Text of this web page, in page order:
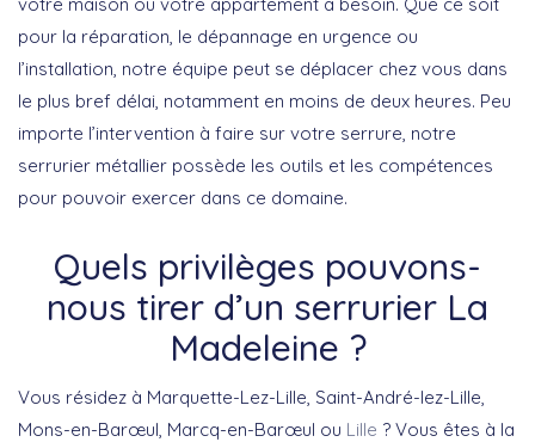
pour la réparation, le dépannage en urgence ou
l’installation, notre équipe peut se déplacer chez vous dans
le plus bref délai, notamment en moins de deux heures. Peu
importe l’intervention à faire sur votre serrure, notre
serrurier métallier possède les outils et les compétences
pour pouvoir exercer dans ce domaine.
Quels privilèges pouvons-
nous tirer d’un serrurier La
Madeleine ?
Vous résidez à Marquette-Lez-Lille, Saint-André-lez-Lille,
Mons-en-Barœul, Marcq-en-Barœul ou Lille ? Vous êtes à la